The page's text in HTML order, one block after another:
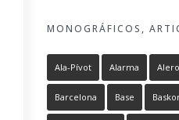
MONOGRÁFICOS,
Ala-Pívot Alarma Alero
Barcelona Base